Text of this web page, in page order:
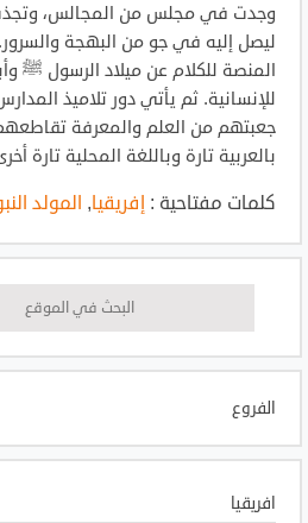
وجدت في مجلس من المجالس،
ليصل إليه في جو من البهجة
المنصة للكلام عن ميلاد الرسول ﷺ
للإنسانية. ثم يأتي دور تلاميذ
جعبتهم من العلم والمعرفة تقاطعهم
بالعربية تارة وباللغة المحلية تارة
كلمات مفتاحية : إفريقيا, المولد
الفروع
افريقيا